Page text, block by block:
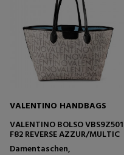
VALENTINO HANDBAGS
VALENTINO BOLSO VBS9Z501
F82 REVERSE AZZUR/MULTIC
Damentaschen,